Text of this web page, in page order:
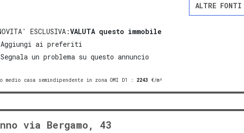
ALTRE FONTI
ESCLUSIVA:VALUTA questo immobile
Aggiungi ai preferiti
Segnala un problema su questo annuncio
medio casa semindipendente in zona OMI D1 : 2243 €/m²
via Bergamo, 43